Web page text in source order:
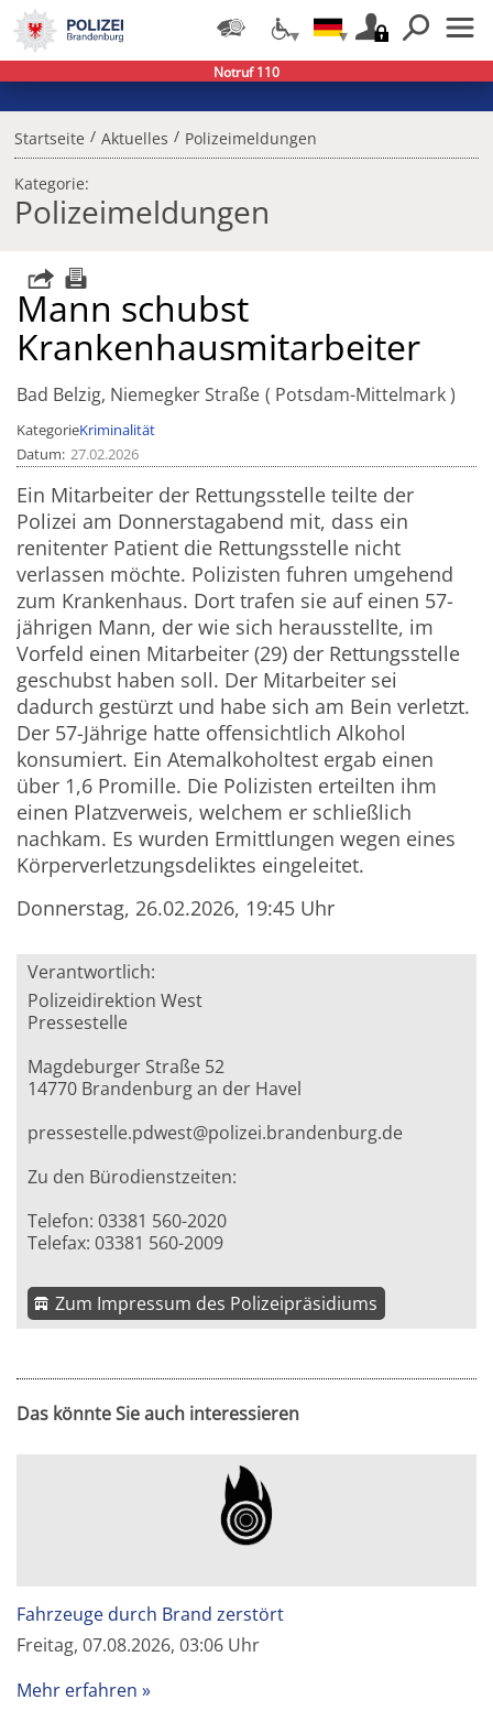
Startseite / Aktuelles / Polizeimeldungen
Kategorie:
Polizeimeldungen
Mann schubst
Krankenhausmitarbeiter
Bad Belzig, Niemegker Straße Potsdam-Mittelmark
KategorieKriminalität
Datum 27.02.2026
Ein Mitarbeiter der Rettungsstelle teilte der
Polizei am Donnerstagabend mit, dass ein
renitenter Patient die Rettungsstelle nicht
verlassen möchte. Polizisten fuhren umgehend
zum Krankenhaus. Dort trafen sie auf einen 57-
jährigen Mann, der wie sich herausstellte, im
Vorfeld einen Mitarbeiter (29) der Rettungsstelle
geschubst haben soll. Der Mitarbeiter sei
dadurch gestürzt und habe sich am Bein verletzt.
Der 57-Jährige hatte offensichtlich Alkohol
konsumiert. Ein Atemalkoholtest ergab einen
über 1,6 Promille. Die Polizisten erteilten ihm
einen Platzverweis, welchem er schließlich
nachkam. Es wurden Ermittlungen wegen eines
Körperverletzungsdeliktes eingeleitet.
Donnerstag, 26.02.2026, 19:45 Uhr
Verantwortlich:
Polizeidirektion West
Pressestelle
Magdeburger Straße 52
14770 Brandenburg an der Havel
pressestelle.pdwest@polizei.brandenburg.de
Zu den Bürodienstzeiten:
Telefon: 03381 560-2020
Telefax: 03381 560-2009
Zum Impressum des Polizeipräsidiums
Das könnte Sie auch interessieren
Fahrzeuge durch Brand zerstört
Freitag, 07.08.2026, 03:06 Uhr
Mehr erfahren
Notruf 110